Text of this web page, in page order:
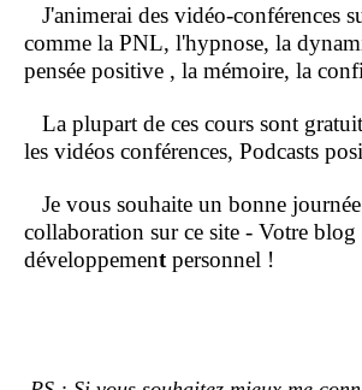
J'animerai des vidéo-conférences
comme la PNL, l'hypnose, la
pensée positive , la mémoire, la
La plupart de ces cours sont
les vidéos conférences, Podcasts
Je vous souhaite un bonne
collaboration sur ce site - Votre blog
développement personnel !